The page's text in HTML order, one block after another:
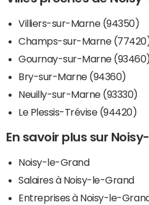
Villiers-sur-Marne (94350)
Champs-sur-Marne
Gournay-sur-Marne
Bry-sur-Marne (94360)
Neuilly-sur-Marne (93330)
Le Plessis-Trévise (94420)
En savoir plus sur
Noisy-le-Grand
Salaires à Noisy-le-Grand
Entreprises à Noisy-le-